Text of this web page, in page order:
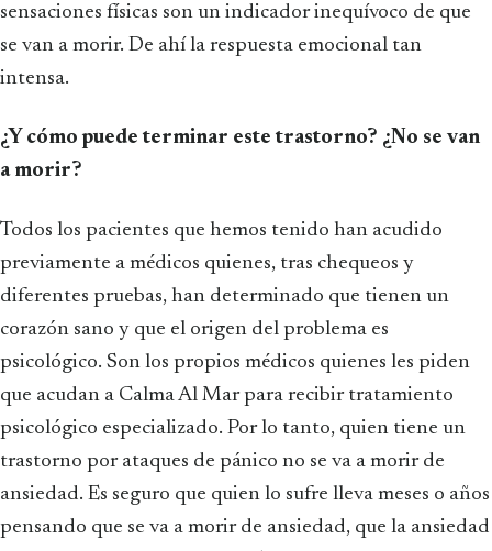
sensaciones físicas son un indicador inequívoco de que
se van a morir. De ahí la respuesta emocional tan
intensa.
¿Y cómo puede terminar este trastorno? ¿No se van
a morir?
Todos los pacientes que hemos tenido han acudido
previamente a médicos quienes, tras chequeos y
diferentes pruebas, han determinado que tienen un
corazón sano y que el origen del problema es
psicológico. Son los propios médicos quienes les piden
que acudan a Calma Al Mar para recibir tratamiento
psicológico especializado. Por lo tanto, quien tiene un
trastorno por ataques de pánico no se va a morir de
ansiedad. Es seguro que quien lo sufre lleva meses o años
pensando que se va a morir de ansiedad, que la ansiedad